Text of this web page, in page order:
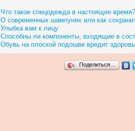
Что такое спецодежда в настоящее время?
О современных шампунях или как
Улыбка вам к лицу
Способны ли компоненты, входящие в
Обувь на плоской подошве вредит
Поделиться…